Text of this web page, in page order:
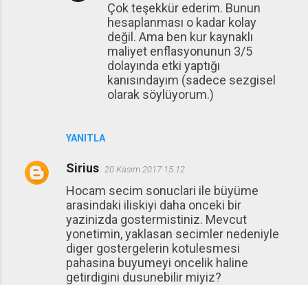
YANITLA
Çok teşekkür ederim. Bunun
hesaplanması o kadar kolay
değil. Ama ben kur kaynaklı
maliyet enflasyonunun 3/5
dolayında etki yaptığı
kanısındayım (sadece sezgisel
olarak söylüyorum.)
Sirius 20 Kasım 2017 15:12
Hocam secim sonuclari ile büyüme
arasindaki iliskiyi daha onceki bir
yazinizda gostermistiniz. Mevcut
yonetimin, yaklasan secimler nedeniyle
diger gostergelerin kotulesmesi
pahasina buyumeyi oncelik haline
getirdigini dusunebilir miyiz?